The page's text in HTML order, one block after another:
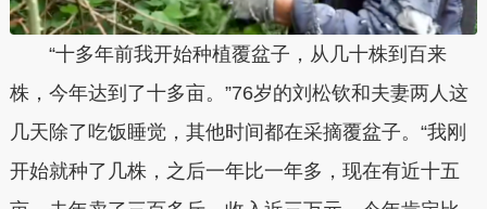
“十多年前我开始种植覆盆子，从几十株到百来
株，今年达到了十多亩。”76岁的刘松钦和夫妻两人这
几天除了吃饭睡觉，其他时间都在采摘覆盆子。“我刚
开始就种了几株，之后一年比一年多，现在有近十五